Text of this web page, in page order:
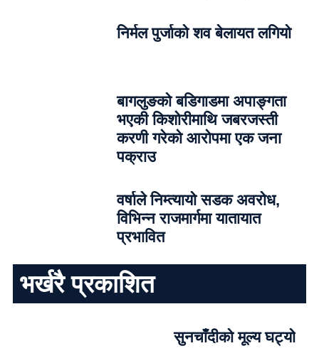
निर्मल पुर्जाको शव बेलायत लगियो
बागलुङको बडिगाडमा अपाङ्गता
भएकी किशोरीमाथि जबरजस्ती
करणी गरेको आरोपमा एक जना
पक्राउ
वर्षाले निम्त्यायो सडक अवरोध,
विभिन्न राजमार्गमा यातायात
प्रभावित
भर्खरै प्रकाशित
सुनचाँदीको मूल्य घट्यो